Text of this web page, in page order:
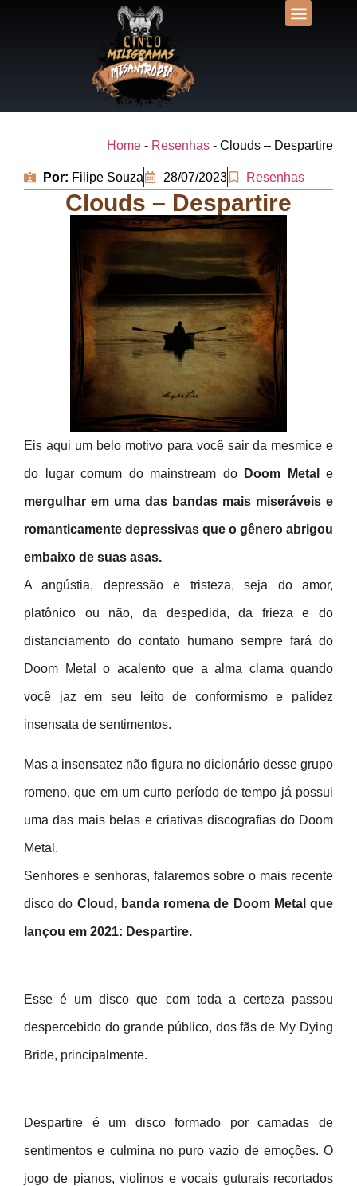
Home - Resenhas - Clouds – Despartire
Por: Filipe Souza 28/07/2023 Resenhas
Clouds – Despartire
Eis aqui um belo motivo para você sair da mesmice e
do lugar comum do mainstream do Doom Metal e
mergulhar em uma das bandas mais miseráveis e
romanticamente depressivas que o gênero abrigou
embaixo de suas asas.
A angústia, depressão e tristeza, seja do amor,
platônico ou não, da despedida, da frieza e do
distanciamento do contato humano sempre fará do
Doom Metal o acalento que a alma clama quando
você jaz em seu leito de conformismo e palidez
insensata de sentimentos.
Mas a insensatez não figura no dicionário desse grupo
romeno, que em um curto período de tempo já possui
uma das mais belas e criativas discografias do Doom
Metal.
Senhores e senhoras, falaremos sobre o mais recente
disco do Cloud, banda romena de Doom Metal que
lançou em 2021: Despartire.
Esse é um disco que com toda a certeza passou
despercebido do grande público, dos fãs de My Dying
Bride, principalmente.
Despartire é um disco formado por camadas de
sentimentos e culmina no puro vazio de emoções. O
jogo de pianos, violinos e vocais guturais recortados